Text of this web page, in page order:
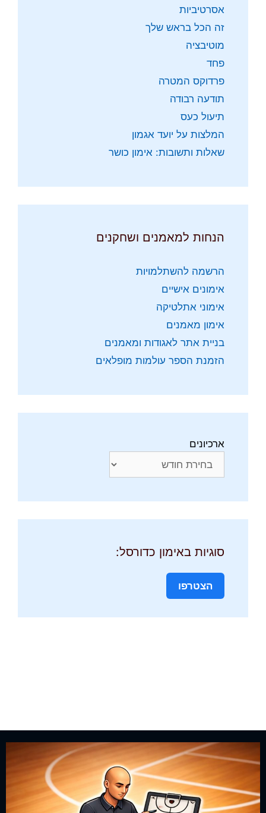
אסרטיביות
זה הכל בראש שלך
מוטיבציה
פחד
פרדוקס המטרה
תודעה רבודה
תיעול כעס
המלצות על יועד אגמון
שאלות ותשובות: אימון כושר
הנחות למאמנים ושחקנים
הרשמה להשתלמויות
אימונים אישיים
אימוני אתלטיקה
אימון מאמנים
בניית אתר לאגודות ומאמנים
הזמנת הספר עולמות מופלאים
ארכיונים
סוגיות באימון כדורסל:
הצטרפו